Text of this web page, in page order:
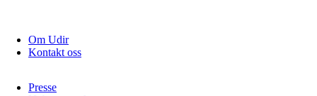
Om Udir
Kontakt oss
Presse